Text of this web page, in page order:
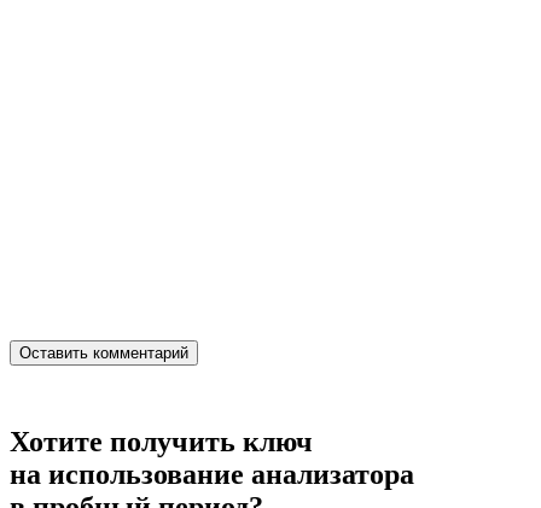
Хотите получить ключ
на использование анализатора